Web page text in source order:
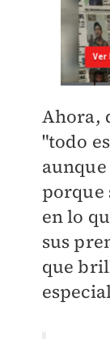
Ahora,
"todo
porque
en lo
sus
que